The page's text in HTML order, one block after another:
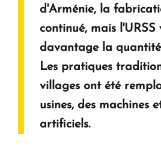
d'Arménie, la
continué, mais
davantage la
Les pratiques
villages ont été
usines, des machines
artificiels.